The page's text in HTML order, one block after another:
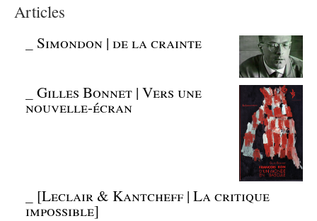
Articles
Simondon | de la crainte
_Gilles Bonnet | Vers une
nouvelle-écran
[Leclair & Kantcheff | La critique
impossible]